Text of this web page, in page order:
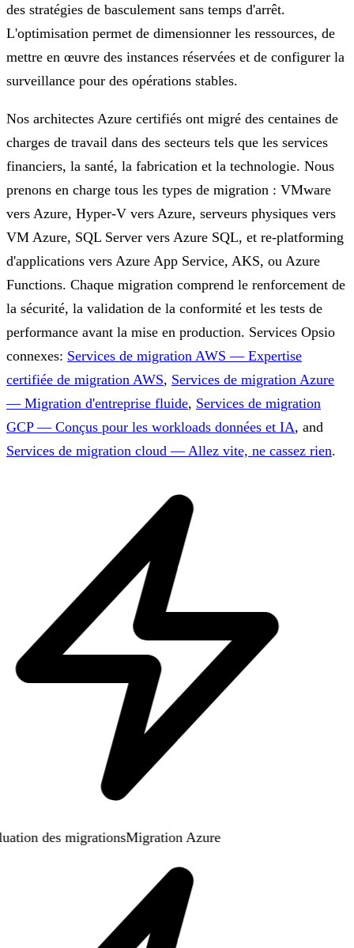
des stratégies de basculement sans temps d'arrêt.
L'optimisation permet de dimensionner les ressources, de
mettre en œuvre des instances réservées et de configurer la
surveillance pour des opérations stables.
Nos architectes Azure certifiés ont migré des centaines de
charges de travail dans des secteurs tels que les services
financiers, la santé, la fabrication et la technologie. Nous
prenons en charge tous les types de migration : VMware
vers Azure, Hyper-V vers Azure, serveurs physiques vers
VM Azure, SQL Server vers Azure SQL, et re-platforming
d'applications vers Azure App Service, AKS, ou Azure
Functions. Chaque migration comprend le renforcement de
la sécurité, la validation de la conformité et les tests de
performance avant la mise en production. Services Opsio
connexes: Services de migration AWS — Expertise
certifiée de migration AWS, Services de migration Azure
— Migration d'entreprise fluide, Services de migration
GCP — Conçus pour les workloads données et IA, and
Services de migration cloud — Allez vite, ne cassez rien.
des migrationsMigration Azure